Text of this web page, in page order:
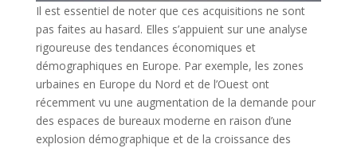
Il est essentiel de noter que ces acquisitions ne sont
pas faites au hasard. Elles s’appuient sur une analyse
rigoureuse des tendances économiques et
démographiques en Europe. Par exemple, les zones
urbaines en Europe du Nord et de l’Ouest ont
récemment vu une augmentation de la demande pour
des espaces de bureaux moderne en raison d’une
explosion démographique et de la croissance des